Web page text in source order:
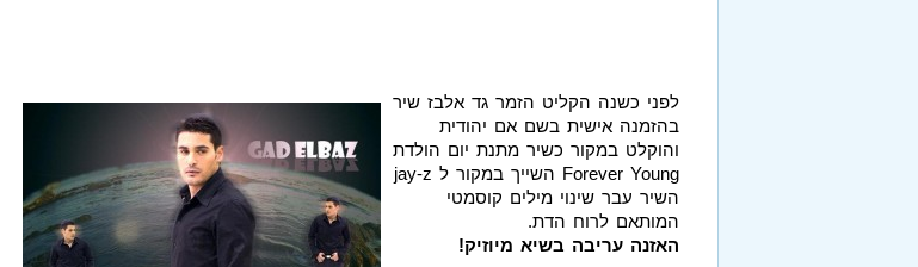
לפני כשנה הקליט הזמר גד אלבז שיר
בהזמנה אישית בשם אם יהודית
והוקלט במקור כשיר מתנת יום הולדת
Forever Young השייך במקור ל jay-z
השיר עבר שינוי מילים קוסמטי
המותאם לרוח הדת.
האזנה עריבה בשיא מיוזיק!